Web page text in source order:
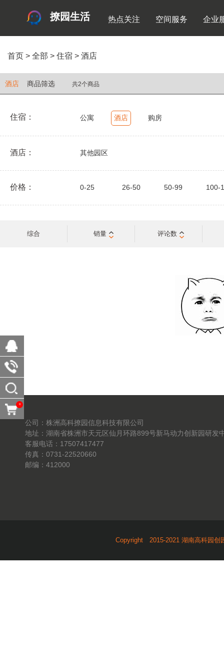
撩园生活 热点关注 空间服务 企业
首页 > 全部 > 住宿 > 酒店
酒店 商品筛选 共2个商品
住宿： 公寓 酒店 购房
酒店： 其他园区
价格： 0-25 26-50 50-99 100-
综合 销量 评论数
公司：株洲高科撩园信息科技有限公司
地址：湖南省株洲市天元区仙月环路899号新马动力创新园研发
客服电话：17507417477
传真：0731-22520660
邮编：412000
Copyright 2015-2021 湖南高科园创
0